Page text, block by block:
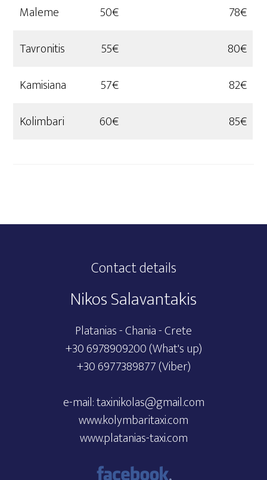
Maleme
50€
78€
Tavronitis
55€
80€
Kamisiana
57€
82€
Kolimbari
60€ 85€
Contact details
Nikos Salavantakis
Platanias - Chania - Crete
+30 6978909200(What's up)
+30 6977389877(Viber)
e-mail:taxinikolas@gmail.com
www.kolymbaritaxi.com
www.platanias-taxi.com